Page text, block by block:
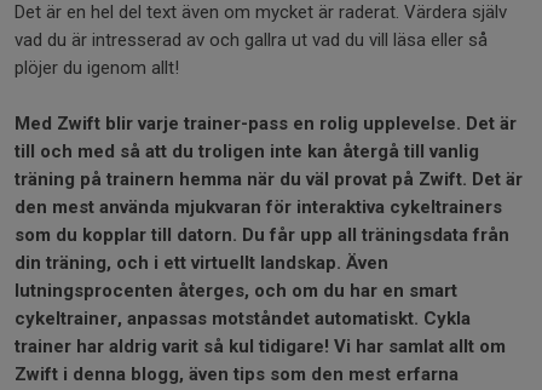
Det är en hel del text även om mycket är raderat. Värdera själv
vad du är intresserad av och gallra ut vad du vill läsa eller så
plöjer du igenom allt!
Med Zwift blir varje trainer-pass en rolig upplevelse. Det är
till och med så att du troligen inte kan återgå till vanlig
träning på trainern hemma när du väl provat på Zwift. Det är
den mest använda mjukvaran för interaktiva cykeltrainers
som du kopplar till datorn. Du får upp all träningsdata från
din träning, och i ett virtuellt landskap. Även
lutningsprocenten återges, och om du har en smart
cykeltrainer, anpassas motståndet automatiskt. Cykla
trainer har aldrig varit så kul tidigare! Vi har samlat allt om
Zwift i denna blogg, även tips som den mest erfarna